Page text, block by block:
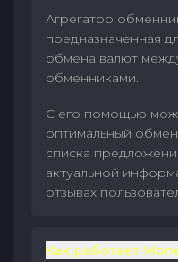
Агрегатор
предназначенная
обмена валют
обменниками.
С его помощью
оптимальный
списка
актуальной
отзывах
Как работает